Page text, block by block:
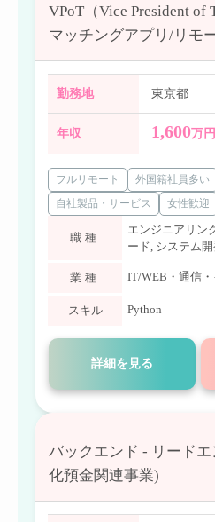
VPoT（Vice President of
マッチングアプリ/リモ
勤務地 東京都
年収 1,600万
フルリモート 外国籍社員多い
自社製品・サービス
女性歓迎
職種
エンジニアリン
ード, システム開
業種 IT/WEB・通信
スキル Python
詳細を見る
バックエンド - リード
化預金関連事業)